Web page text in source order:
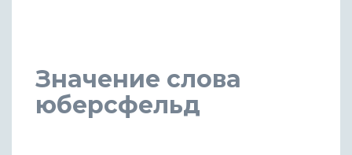
Значение слова
юберсфельд